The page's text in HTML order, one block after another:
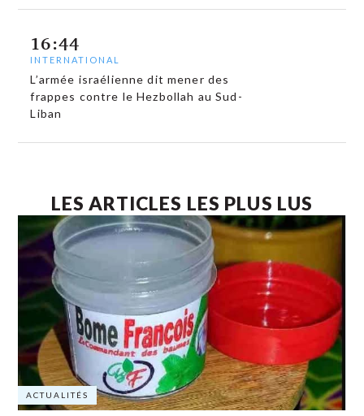
16:44
INTERNATIONAL
L’armée israélienne dit mener des
frappes contre le Hezbollah au Sud-
Liban
LES ARTICLES LES PLUS LUS
ACTUALITÉS